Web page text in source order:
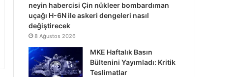
neyin habercisi Çin nükleer bombardıman
uçağı H-6N ile askeri dengeleri nasıl
değiştirecek
8 Ağustos 2026
MKE Haftalık Basın
Bültenini Yayımladı: Kritik
Teslimatlar